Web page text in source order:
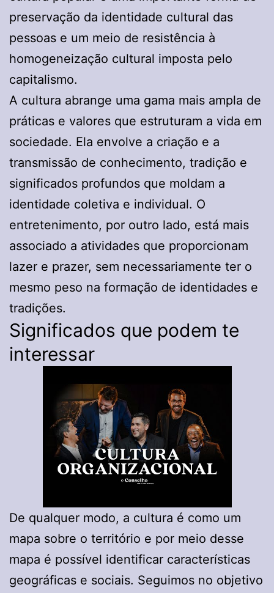
preservação da identidade cultural das
pessoas e um meio de resistência à
homogeneização cultural imposta pelo
capitalismo.
A cultura abrange uma gama mais ampla de
práticas e valores que estruturam a vida em
sociedade. Ela envolve a criação e a
transmissão de conhecimento, tradição e
significados profundos que moldam a
identidade coletiva e individual. O
entretenimento, por outro lado, está mais
associado a atividades que proporcionam
lazer e prazer, sem necessariamente ter o
mesmo peso na formação de identidades e
tradições.
Significados que podem te
interessar
De qualquer modo, a cultura é como um
mapa sobre o território e por meio desse
mapa é possível identificar características
geográficas e sociais. Seguimos no objetivo